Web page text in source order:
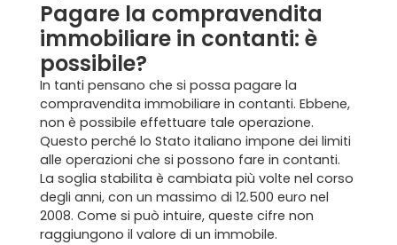
Pagare la compravendita
immobiliare in contanti: è
possibile?
In tanti pensano che si possa pagare la
compravendita immobiliare in contanti. Ebbene,
non è possibile effettuare tale operazione.
Questo perché lo Stato italiano impone dei limiti
alle operazioni che si possono fare in contanti.
La soglia stabilita è cambiata più volte nel corso
degli anni, con un massimo di 12.500 euro nel
2008. Come si può intuire, queste cifre non
raggiungono il valore di un immobile.